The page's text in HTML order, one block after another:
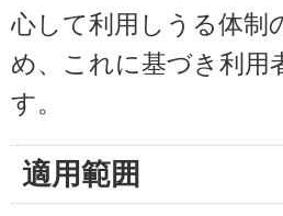
心して利用しうる体制
め、これに基づき利用
す。
適用範囲